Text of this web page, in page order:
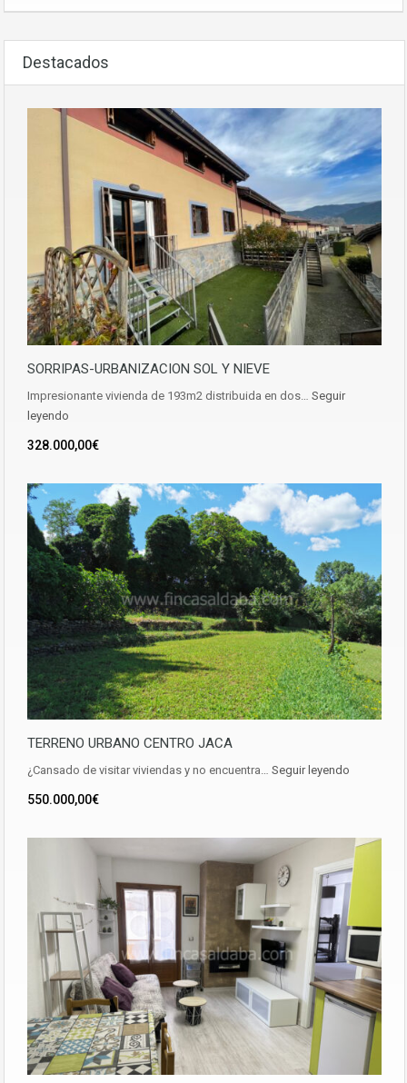
Destacados
SORRIPAS-URBANIZACION SOL Y NIEVE
Impresionante vivienda de 193m2 distribuida en dos… Seguir
leyendo
328.000,00€
TERRENO URBANO CENTRO JACA
¿Cansado de visitar viviendas y no encuentra… Seguir leyendo
550.000,00€